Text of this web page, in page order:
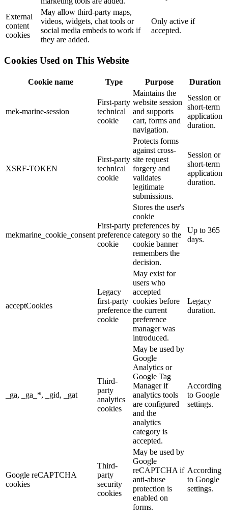
External
content
cookies
May allow third-party maps,
videos, widgets, chat tools or
social media embeds to work if
they are added.
Only active if
accepted.
Cookies Used on This Website
Cookie name Type Purpose Duration
mek-marine-session
First-party
technical
cookie
Maintains the
website session
and supports
cart, forms and
navigation.
Session or
short-term
application
duration.
XSRF-TOKEN
First-party
technical
cookie
Protects forms
against cross-
site request
forgery and
validates
legitimate
submissions.
Session or
short-term
application
duration.
mekmarine_cookie_consent
First-party
preference
cookie
Stores the user's
cookie
preferences by
category so the
cookie banner
remembers the
decision.
Up to 365
days.
acceptCookies
Legacy
first-party
preference
cookie
May exist for
users who
accepted
cookies before
the current
preference
manager was
introduced.
Legacy
duration.
_ga, _ga_*, _gid, _gat
Third-
party
analytics
cookies
May be used by
Google
Analytics or
Google Tag
Manager if
analytics tools
are configured
and the
analytics
category is
accepted.
According
to Google
settings.
Google reCAPTCHA
cookies
Third-
party
security
cookies
May be used by
Google
reCAPTCHA if
anti-abuse
protection is
enabled on
forms.
According
to Google
settings.